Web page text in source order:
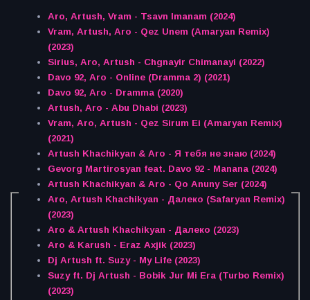
Aro, Artush, Vram - Tsavn Imanam (2024)
Vram, Artush, Aro - Qez Unem (Amaryan Remix)
(2023)
Sirius, Aro, Artush - Chgnayir Chimanayi (2022)
Davo 92, Aro - Online (Dramma 2) (2021)
Davo 92, Aro - Dramma (2020)
Artush, Aro - Abu Dhabi (2023)
Vram, Aro, Artush - Qez Sirum Ei (Amaryan Remix)
(2021)
Artush Khachikyan & Aro - Я тебя не знаю (2024)
Gevorg Martirosyan feat. Davo 92 - Manana (2024)
Artush Khachikyan & Aro - Qo Anuny Ser (2024)
Aro, Artush Khachikyan - Далеко (Safaryan Remix)
(2023)
Aro & Artush Khachikyan - Далеко (2023)
Aro & Karush - Eraz Axjik (2023)
Dj Artush ft. Suzy - My Life (2023)
Suzy ft. Dj Artush - Bobik Jur Mi Era (Turbo Remix)
(2023)